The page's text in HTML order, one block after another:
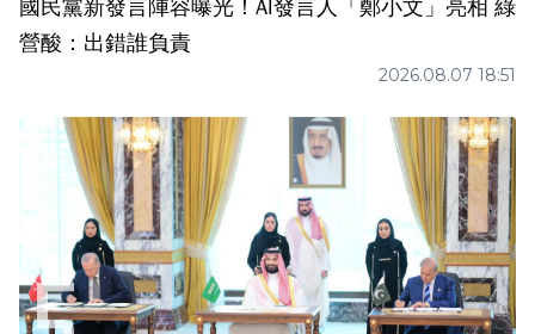
國民黨新發言陣容曝光！AI發言人「鄭小文」亮相 綠
營酸：出錯誰負責
2026.08.07 18:51